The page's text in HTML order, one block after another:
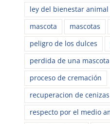
ley del bienestar animal
mascota
mascotas
peligro de los dulces
perdida de una mascota
proceso de cremación
recuperacion de cenizas
respecto por el medio